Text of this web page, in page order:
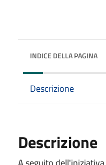
INDICE DELLA PAGINA
Descrizione
Descrizione